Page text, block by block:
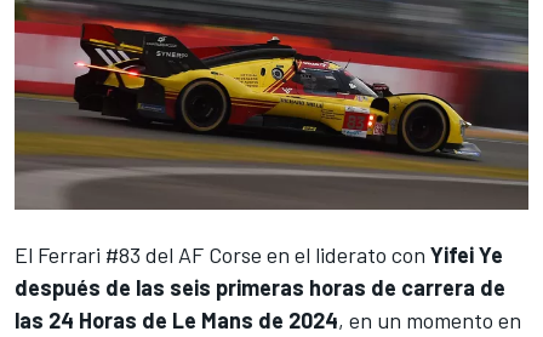
El Ferrari #83 del AF Corse en el liderato con Yifei Ye
después de las seis primeras horas de carrera de
las 24 Horas de Le Mans de 2024, en un momento en